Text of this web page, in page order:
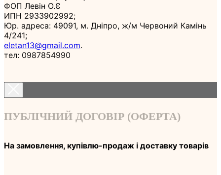
ФОП Левін О.Є
ИПН 2933902992;
Юр. адреса: 49091, м. Дніпро, ж/м Червоний Камінь
4/241;
eletan13@gmail.com.
тел: 0987854990
ПУБЛІЧНИЙ ДОГОВІР (ОФЕРТА)
На замовлення, купівлю-продаж і доставку товарів